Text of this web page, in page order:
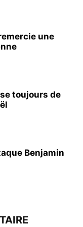
une
toujours de
Benjamin